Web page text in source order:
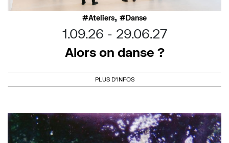
Ateliers, Danse
1.09.26
29.06.27
Alors on danse ?
PLUS D'INFOS